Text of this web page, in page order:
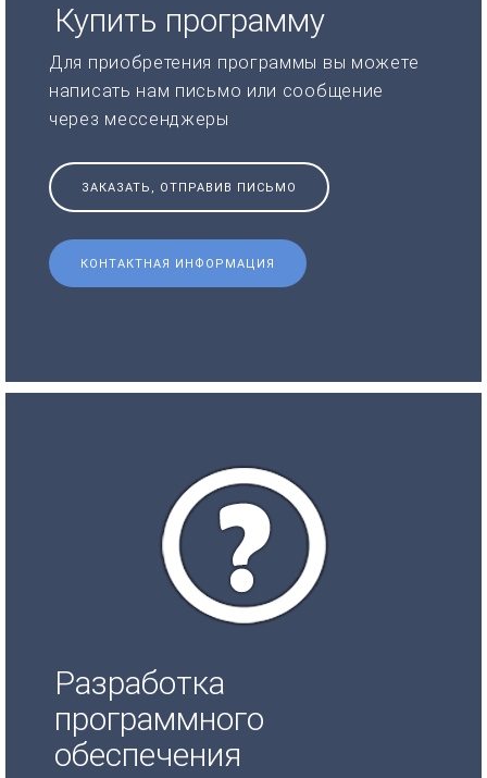
Купить программу
Для приобретения программы вы можете
написать нам письмо или сообщение
через мессенджеры
ЗАКАЗАТЬ, ОТПРАВИВ ПИСЬМО
КОНТАКТНАЯ ИНФОРМАЦИЯ
Разработка
программного
обеспечения